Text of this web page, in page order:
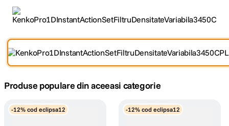
2. trepied
4. peak design
canon sx740 hs
lavaliera
Produse populare din aceeasi categorie
-12% cod eclipsa12 -12% cod eclipsa12